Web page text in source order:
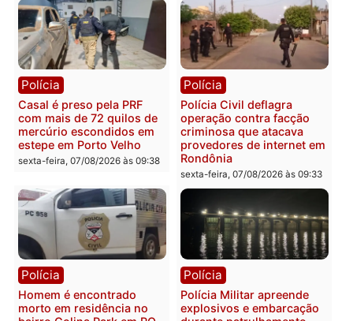
acompanhamento de
resultados
sexta-feira, 07/08/2026 às 18:49
Federal
sexta-feira, 07/08/2026 às
Polícia
apresenta documentos
que comprovam
transparência e legalidade
na operação alvo da PF
sexta-feira, 07/08/2026 às 12:24
Polícia
Polícia Federal apreende
400 quilos de drogas e
prende motorista em RO
sexta-feira, 07/08/2026 às